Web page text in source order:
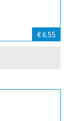
€ 6.55